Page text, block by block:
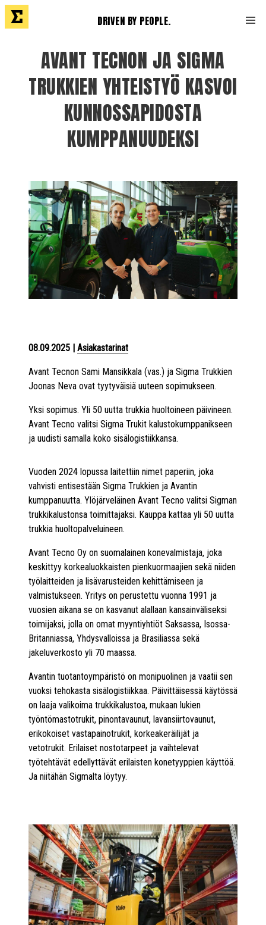
DRIVEN BY PEOPLE.
AVANT TECNON JA SIGMA
TRUKKIEN YHTEISTYÖ KASVOI
KUNNOSSAPIDOSTA
KUMPPANUUDEKSI
08.09.2025 | Asiakastarinat
Avant Tecnon Sami Mansikkala (vas.) ja Sigma Trukkien
Joonas Neva ovat tyytyväisiä uuteen sopimukseen.
Yksi sopimus. Yli 50 uutta trukkia huoltoineen päivineen.
Avant Tecno valitsi Sigma Trukit kalustokumppanikseen
ja uudisti samalla koko sisälogistiikkansa.
Vuoden 2024 lopussa laitettiin nimet paperiin, joka
vahvisti entisestään Sigma Trukkien ja Avantin
kumppanuutta. Ylöjärveläinen Avant Tecno valitsi Sigman
trukkikalustonsa toimittajaksi. Kauppa kattaa yli 50 uutta
trukkia huoltopalveluineen.
Avant Tecno Oy on suomalainen konevalmistaja, joka
keskittyy korkealuokkaisten pienkuormaajien sekä niiden
työlaitteiden ja lisävarusteiden kehittämiseen ja
valmistukseen. Yritys on perustettu vuonna 1991 ja
vuosien aikana se on kasvanut alallaan kansainväliseksi
toimijaksi, jolla on omat myyntiyhtiöt Saksassa, Isossa-
Britanniassa, Yhdysvalloissa ja Brasiliassa sekä
jakeluverkosto yli 70 maassa.
Avantin tuotantoympäristö on monipuolinen ja vaatii sen
vuoksi tehokasta sisälogistiikkaa. Päivittäisessä käytössä
on laaja valikoima trukkikalustoa, mukaan lukien
työntömastotrukit, pinontavaunut, lavansiirtovaunut,
erikokoiset vastapainotrukit, korkeakeräilijät ja
vetotrukit. Erilaiset nostotarpeet ja vaihtelevat
työtehtävät edellyttävät erilaisten konetyyppien käyttöä.
Ja niitähän Sigmalta löytyy.